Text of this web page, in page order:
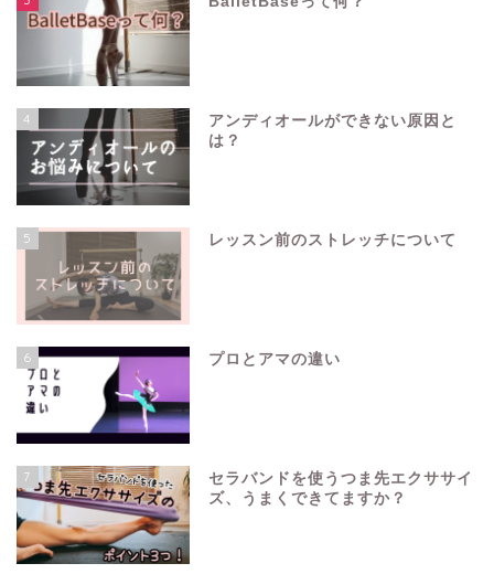
4
アンディオールができない原因と
は？
5 レッスン前のストレッチについて
6 プロとアマの違い
7
セラバンドを使うつま先エクササイ
ズ、うまくできてますか？